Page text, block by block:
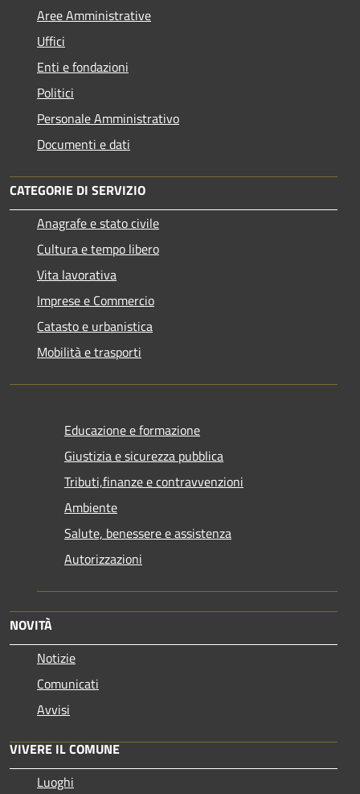
Aree Amministrative
Uffici
Enti e fondazioni
Politici
Personale Amministrativo
Documenti e dati
CATEGORIE DI SERVIZIO
Anagrafe e stato civile
Cultura e tempo libero
Vita lavorativa
Imprese e Commercio
Catasto e urbanistica
Mobilità e trasporti
Educazione e formazione
Giustizia e sicurezza pubblica
Tributi,finanze e contravvenzioni
Ambiente
Salute, benessere e assistenza
Autorizzazioni
NOVITÀ
Notizie
Comunicati
Avvisi
VIVERE IL COMUNE
Luoghi